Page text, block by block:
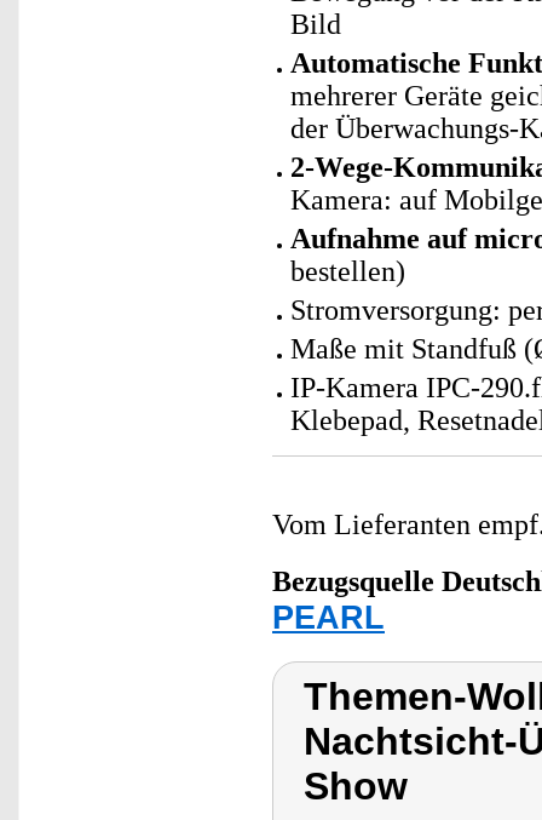
Bild
Automatische
mehrerer Geräte
der Überwachungs-
2-Wege-
Kamera: auf
Aufnahme auf
bestellen)
Stromversorgung:
Maße mit Standfuß
IP-Kamera IPC-
Klebepad,
Vom Lieferanten
Bezugsquelle
PEARL
Themen-
Nachtsicht-
Show